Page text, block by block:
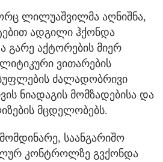
ლილუაშვილმა აღნიშნა,
ადგილი ჰქონდა
გარე აქტორების მიერ
ვითარების
ძალადობრივი
ნიადაგის მომზადებისა და
მცდელობებს.
საანგარიშო
კონტროლზე გვქონდა